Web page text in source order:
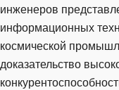
инженеров
информационных
космической
доказательство